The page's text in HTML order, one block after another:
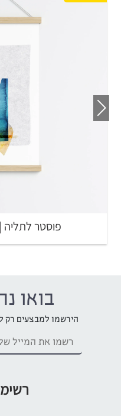
פוסטר לתליה | Blue Crystal Peak
בואו
הירשמו למבצעים רק